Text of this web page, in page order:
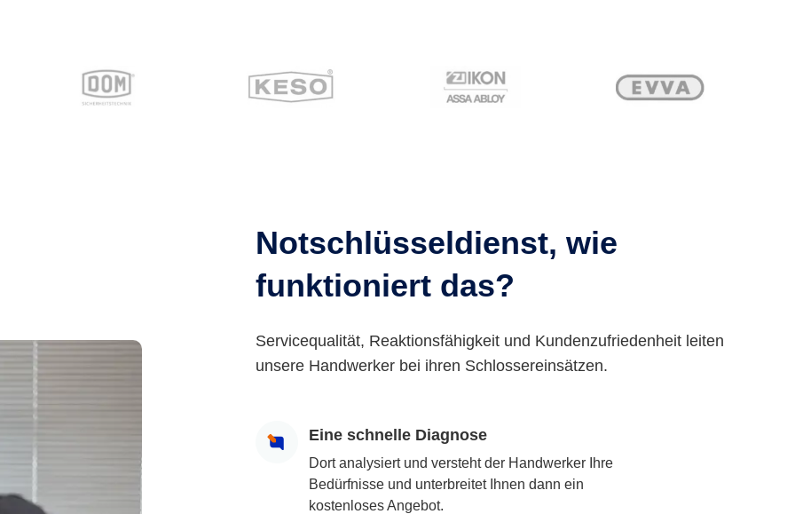
Notschlüsseldienst, wie
funktioniert das?
Servicequalität, Reaktionsfähigkeit und Kundenzufriedenheit leiten
unsere Handwerker bei ihren Schlossereinsätzen.
Eine schnelle Diagnose
Dort analysiert und versteht der Handwerker Ihre
Bedürfnisse und unterbreitet Ihnen dann ein
kostenloses Angebot.